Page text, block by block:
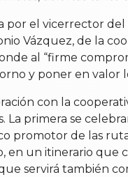
por el vicerrector
Vázquez, de la
al “firme
y poner en valor
con la
primera se
promotor de las
en un itinerario
servirá también